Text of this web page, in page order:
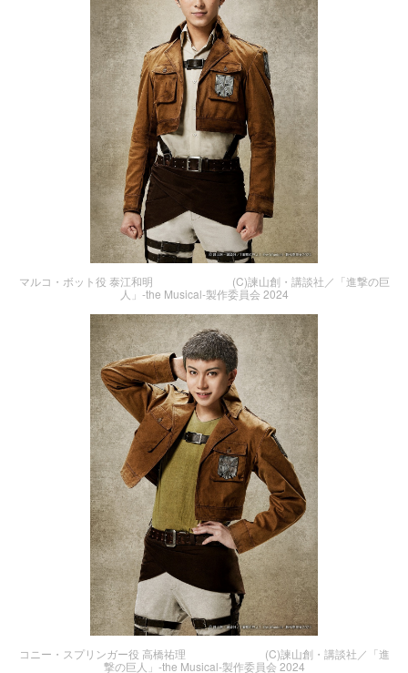
マルコ・ボット役 泰江和明 (C)諫山創・講談社／「進撃の巨
人」-the Musical-製作委員会 2024
コニー・スプリンガー役 高橋祐理 (C)諫山創・講談社／「進
撃の巨人」-the Musical-製作委員会 2024